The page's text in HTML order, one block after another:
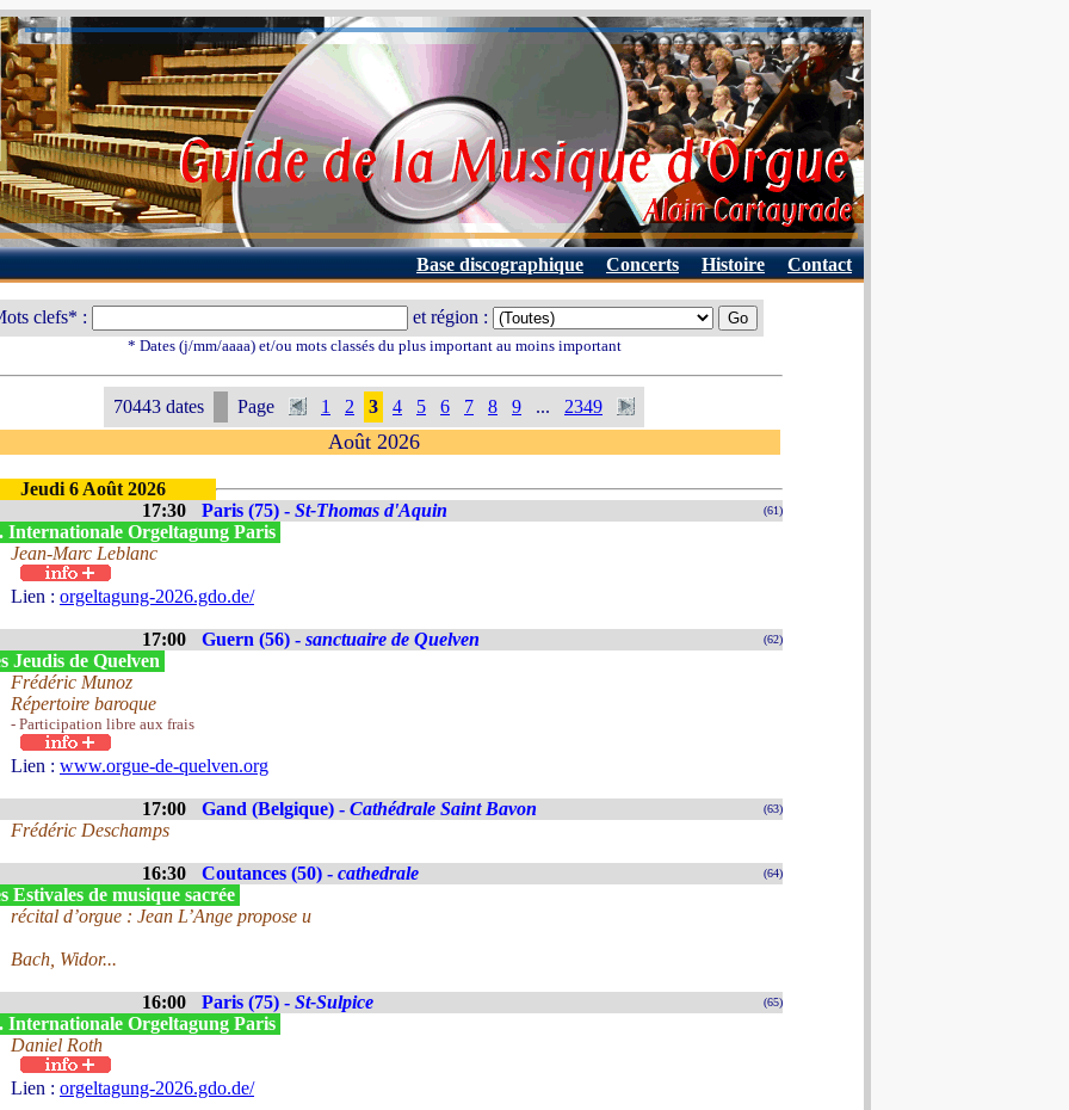
Base discographique Concerts Histoire Contact
clefs* : et région :
* Dates (j/mm/aaaa) et/ou mots classés du plus important au moins important
70443 dates Page 1 2 3 4 5 6 7 8 9 ... 2349
Août 2026
Jeudi 6 Août 2026
17:30
Paris (75) - St-Thomas d'Aquin (61)
Internationale Orgeltagung Paris
Jean-Marc Leblanc
Lien : orgeltagung-2026.gdo.de/
17:00 Guern (56) - sanctuaire de Quelven (62)
Jeudis de Quelven
Frédéric Munoz
Répertoire baroque
- Participation libre aux frais
Lien : www.orgue-de-quelven.org
17:00 Gand (Belgique) - Cathédrale Saint Bavon (63)
Frédéric Deschamps
16:30 Coutances (50) - cathedrale (64)
Estivales de musique sacrée
récital d’orgue : Jean L’Ange propose u
Bach, Widor...
16:00 Paris (75) - St-Sulpice (65)
Internationale Orgeltagung Paris
Daniel Roth
Lien : orgeltagung-2026.gdo.de/